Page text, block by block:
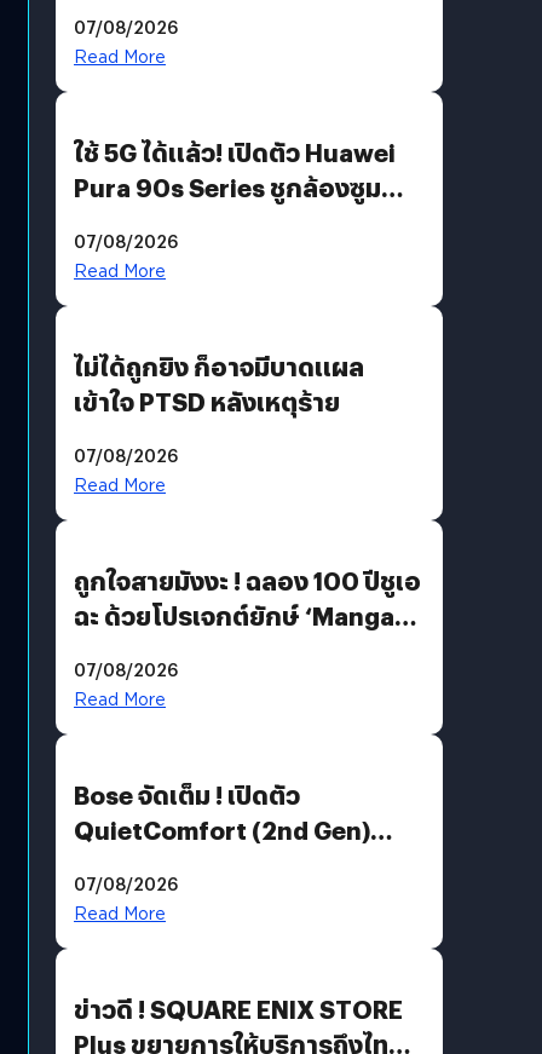
บริโภคและ B2B
07/08/2026
Read More
ใช้ 5G ได้แล้ว! เปิดตัว Huawei
Pura 90s Series ชูกล้องซูม
07/08/2026
Read More
ไม่ได้ถูกยิง ก็อาจมีบาดแผล
เข้าใจ PTSD หลังเหตุร้าย
07/08/2026
Read More
ถูกใจสายมังงะ ! ฉลอง 100 ปีชูเอ
ฉะ ด้วยโปรเจกต์ยักษ์ ‘Manga
มีภาษาไทยด้วย
07/08/2026
Read More
Bose จัดเต็ม ! เปิดตัว
QuietComfort (2nd Gen)
07/08/2026
Read More
ข่าวดี ! SQUARE ENIX STORE
Plus ขยายการให้บริการถึงไทย